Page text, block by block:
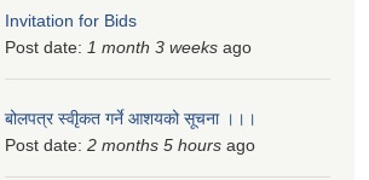
Invitation for Bids
Post date: 1 month 3 weeks ago
बोलपत्र स्वीृकत गर्ने आशयको सूचना ।।।
Post date: 2 months 5 hours ago